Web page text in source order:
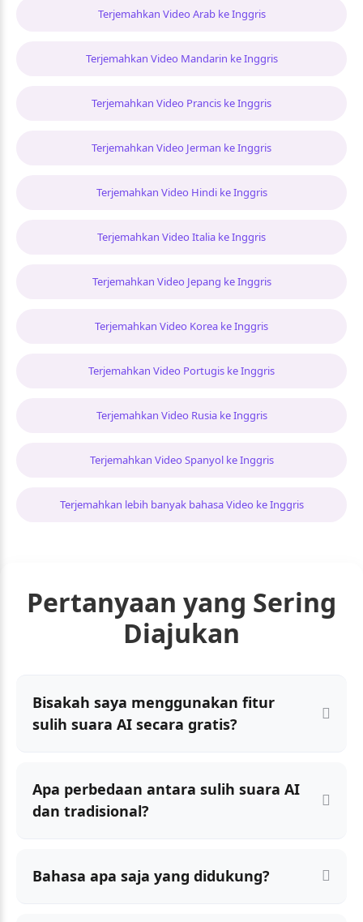
Terjemahkan Video Arab ke Inggris
Terjemahkan Video Mandarin ke Inggris
Terjemahkan Video Prancis ke Inggris
Terjemahkan Video Jerman ke Inggris
Terjemahkan Video Hindi ke Inggris
Terjemahkan Video Italia ke Inggris
Terjemahkan Video Jepang ke Inggris
Terjemahkan Video Korea ke Inggris
Terjemahkan Video Portugis ke Inggris
Terjemahkan Video Rusia ke Inggris
Terjemahkan Video Spanyol ke Inggris
Terjemahkan lebih banyak bahasa Video ke Inggris
Pertanyaan yang Sering
Diajukan
Bisakah saya menggunakan fitur
sulih suara AI secara gratis?
Apa perbedaan antara sulih suara AI
dan tradisional?
Bahasa apa saja yang didukung?